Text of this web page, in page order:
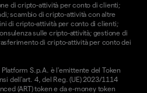
di cripto-attività per conto di clienti;
scambio di cripto-attività con altre
di cripto-attività per conto di clienti;
sulle cripto-attività; gestione di
di cripto-attività per conto dei
S.p.A. è l'emittente del Token
dell'art. 4, del Reg. (UE) 2023/1114
(ART) token e da e-money token